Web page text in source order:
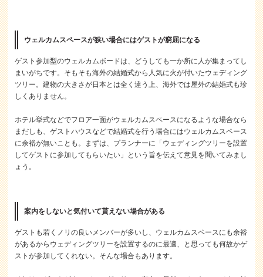
ウェルカムスペースが狭い場合にはゲストが窮屈になる
ゲスト参加型のウェルカムボードは、どうしても一か所に人が集まってし
まいがちです。そもそも海外の結婚式から人気に火が付いたウェディング
ツリー。建物の大きさが日本とは全く違う上、海外では屋外の結婚式も珍
しくありません。
ホテル挙式などでフロア一面がウェルカムスペースになるような場合なら
まだしも、ゲストハウスなどで結婚式を行う場合にはウェルカムスペース
に余裕が無いことも。まずは、プランナーに「ウェディングツリーを設置
してゲストに参加してもらいたい」という旨を伝えて意見を聞いてみまし
ょう。
案内をしないと気付いて貰えない場合がある
ゲストも若くノリの良いメンバーが多いし、ウェルカムスペースにも余裕
があるからウェディングツリーを設置するのに最適、と思っても何故かゲ
ストが参加してくれない。そんな場合もあります。